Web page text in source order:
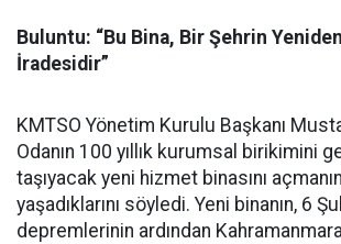
Buluntu: “Bu Bina, Bir Şehrin
İradesidir”
KMTSO Yönetim Kurulu Başkanı
Odanın 100 yıllık kurumsal birikimini
taşıyacak yeni hizmet binasını
yaşadıklarını söyledi. Yeni binanın, 6
depremlerinin ardından